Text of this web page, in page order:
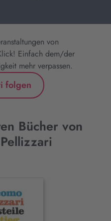
von
Einfach dem/der
mehr verpassen.
folgen
Bücher von